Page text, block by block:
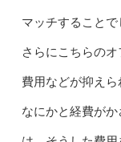
マッチすることで
さらにこちらの
費用などが抑えら
なにかと経費が